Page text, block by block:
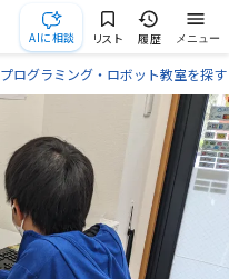
AIに相談 リスト 履歴 メニュー
プログラミング・ロボット教室を探す